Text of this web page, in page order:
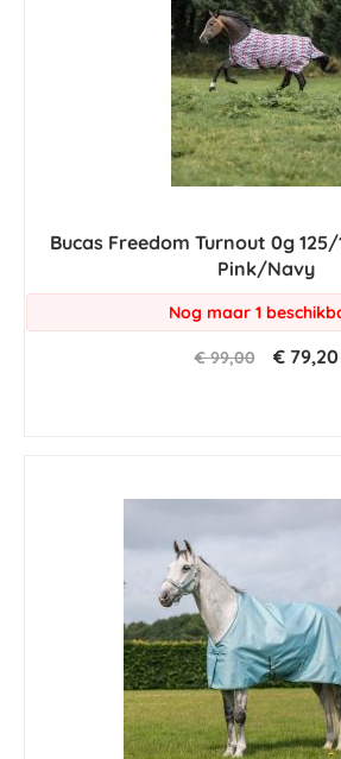
Bucas Freedom Turnout 0g
Pink/Navy
Nog maar 1
€ 99,00 € 79,20